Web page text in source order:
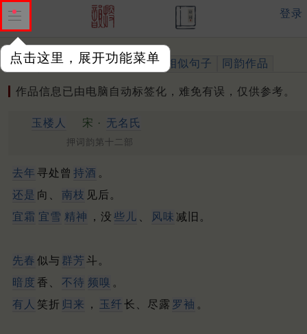
点击这里，展开功能菜单
登录
作品 标注四声 出处、引用 相似句子 同韵作品
作品信息已由电脑自动标签化，难免有误，仅供参考。
玉楼人 宋 · 无名氏
押词韵第十二部
去年 寻处曾 持酒 。
还是 向、 南枝 见后。
宜霜 宜雪 精神 ，没 些儿 风味 减旧。
先春 似与 群芳 斗。
暗度 香、 不待 频嗅 。
有人 笑折 归来 ， 玉纤 长、尽露 罗袖 。